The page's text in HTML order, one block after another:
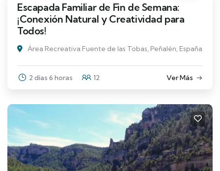
Escapada Familiar de Fin de Semana:
¡Conexión Natural y Creatividad para
Todos!
Área Recreativa Fuente de las Tobas, Peñalén, España
2 días 6 horas 12 Ver Más